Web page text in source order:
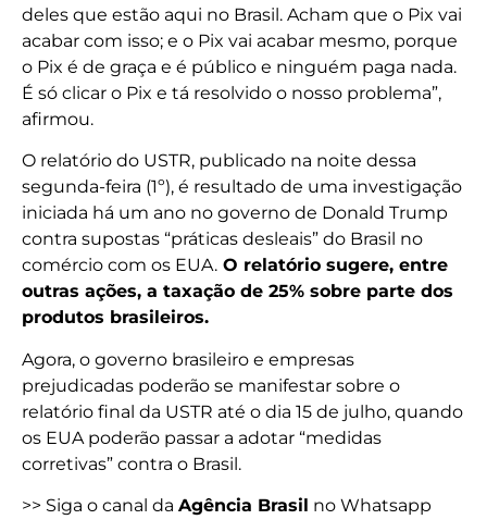
deles que estão aqui no Brasil. Acham que o Pix vai
acabar com isso; e o Pix vai acabar mesmo, porque
o Pix é de graça e é público e ninguém paga nada.
É só clicar o Pix e tá resolvido o nosso problema”,
afirmou.
O relatório do USTR, publicado na noite dessa
segunda-feira (1º), é resultado de uma investigação
iniciada há um ano no governo de Donald Trump
contra supostas “práticas desleais” do Brasil no
comércio com os EUA. O relatório sugere, entre
outras ações, a taxação de 25% sobre parte dos
produtos brasileiros.
Agora, o governo brasileiro e empresas
prejudicadas poderão se manifestar sobre o
relatório final da USTR até o dia 15 de julho, quando
os EUA poderão passar a adotar “medidas
corretivas” contra o Brasil.
>> Siga o canal da Agência Brasil no Whatsapp